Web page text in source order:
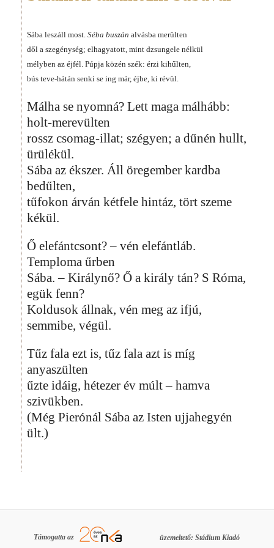
Sába leszáll most. Séba buszán alvásba merülten
dől a szegénység; elhagyatott, mint dzsungele nélkül
mélyben az éjfél. Púpja közén szék: érzi kihűlten,
bús teve-hátán senki se ing már, éjbe, ki révül.
Málha se nyomná? Lett maga málhább:
holt-merevülten
rossz csomag-illat; szégyen; a dűnén hullt,
ürülékül.
Sába az ékszer. Áll öregember kardba
bedűlten,
tűfokon árván kétfele hintáz, tört szeme
kékül.
Ő elefántcsont? – vén elefántláb.
Temploma űrben
Sába. – Királynő? Ő a király tán? S Róma,
egük fenn?
Koldusok állnak, vén meg az ifjú,
semmibe, végül.
Tűz fala ezt is, tűz fala azt is míg
anyaszülten
űzte idáig, hétezer év múlt – hamva
szivükben.
(Még Pierónál Sába az Isten ujjahegyén
ült.)
Támogatta az üzemeltető: Stádium Kiadó